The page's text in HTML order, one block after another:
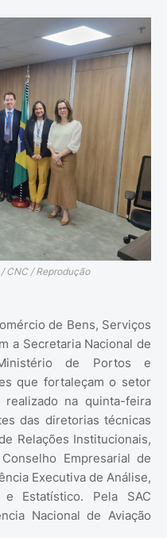
CNC / Reprodução
de Bens, Serviços
a Secretaria Nacional de
de Portos e
que fortaleçam o setor
na quinta-feira
das diretorias técnicas
Relações Institucionais,
Empresarial de
Executiva de Análise,
e Estatístico. Pela SAC
Nacional de Aviação